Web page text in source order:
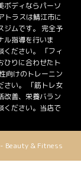
ボディならパーソ
トラスは鯖江市に
ジムです。 完全予
ル指導を行いま
ください。 「フィ
ひりに合わせたト
向けのトレーニン
さい。 「筋トレ女
改善、栄養バラン
ください。当店で
Beauty & Fitness